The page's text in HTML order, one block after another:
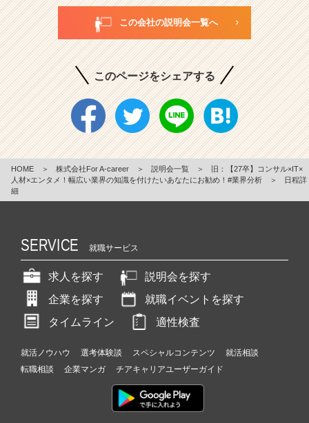
この会社の説明会一覧へ
このページをシェアする
HOME ＞ 株式会社For A-career ＞ 説明会一覧 ＞
旧：【27卒】コンサル×IT×
人材×エンタメ！幅広い業界の知識を付けたいあなたにお勧め！#業界分析
＞
日程詳
細
SERVICE 就職サービス
求人を探す
説明会を探す
企業を探す
就職イベントを探す
タイムライン
適性検査
就活ノウハウ 選考体験談 スペシャルコンテンツ
就活相談
転職相談
企業マンガ チアキャリアユーザーガイド